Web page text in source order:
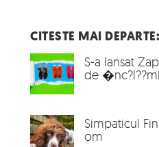
CITESTE MAI DEPARTE:
S-a lansat
de
Simpaticul
om